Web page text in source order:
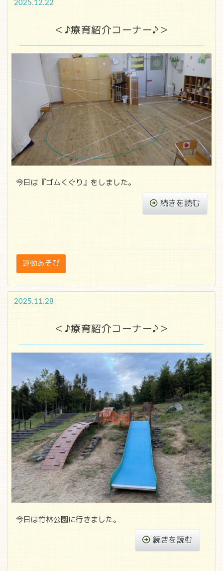
2025.12.22
＜♪療育紹介コーナー♪＞
今日は『ゴムくぐり』をしました。
続きを読む
運動あそび
2025.11.28
＜♪療育紹介コーナー♪＞
今日は竹林公園に行きました。
続きを読む